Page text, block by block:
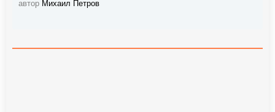
автор Михаил Петров